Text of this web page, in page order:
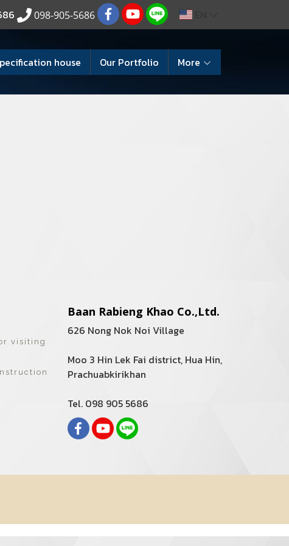
098-905-5686
house Our Portfolio More
visiting
Baan Rabieng Khao Co.,Ltd.
626 Nong Nok Noi Village
Moo 3 Hin Lek Fai district, Hua Hin,
Prachuabkirikhan
Tel. 098 905 5686